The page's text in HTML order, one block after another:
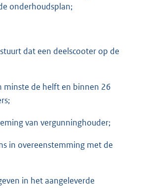
onderhoudsplan;
dat een deelscooter op de
de helft en binnen 26
van vergunninghouder;
in overeenstemming met de
in het aangeleverde